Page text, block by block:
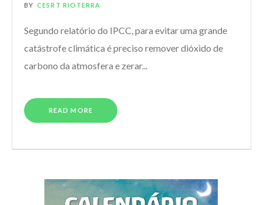
BY CESRT RIOTERRA
Segundo relatório do IPCC, para evitar uma grande
catástrofe climática é preciso remover dióxido de
carbono da atmosfera e zerar...
READ MORE